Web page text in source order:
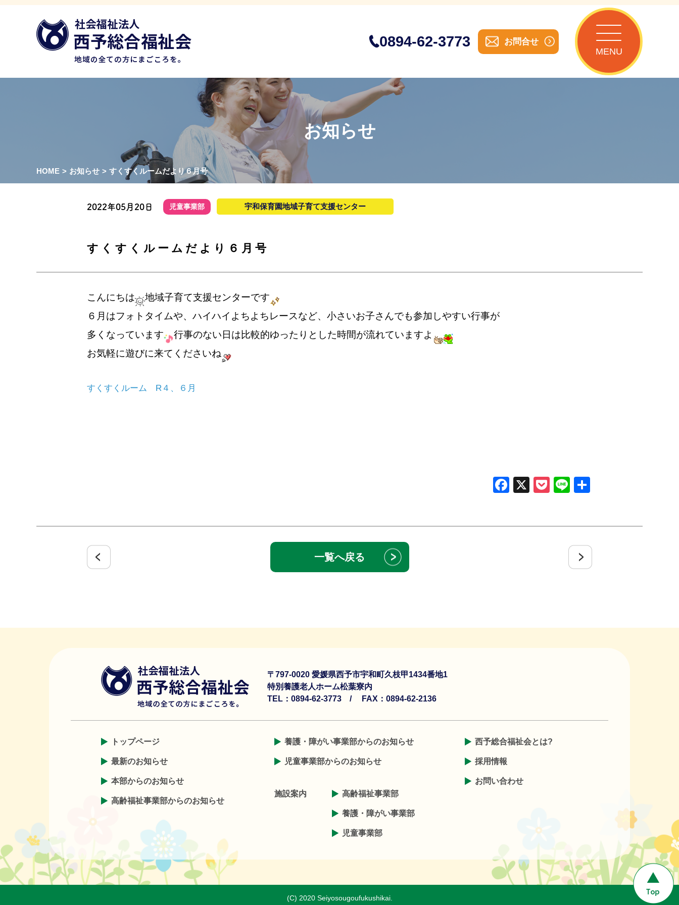
0894-62-3773 お問合せ
MENU
お知らせ
HOME > お知らせ > すくすくルームだより６月号
2022年05月20日 児童事業部 宇和保育園地域子育て支援センター
すくすくルームだより６月号
こんにちは
地域子育て支援センターです
６月はフォトタイムや、ハイハイよちよちレースなど、小さいお子さんでも参加しやすい行事が
多くなっています
行事のない日は比較的ゆったりとした時間が流れていますよ
お気軽に遊びに来てくださいね
すくすくルーム R４、６月
Facebook
X Pocket
Line
一覧へ戻る
〒797-0020 愛媛県西予市宇和町久枝甲1434番地1
特別養護老人ホーム松葉寮内
TEL：0894-62-3773 /
FAX：0894-62-2136
トップページ
最新のお知らせ
本部からのお知らせ
高齢福祉事業部からのお知らせ
養護・障がい事業部からのお知らせ
児童事業部からのお知らせ
施設案内 高齢福祉事業部
養護・障がい事業部
児童事業部
西予総合福祉会とは?
採用情報
お問い合わせ
(C) 2020 Seiyosougoufukushikai.